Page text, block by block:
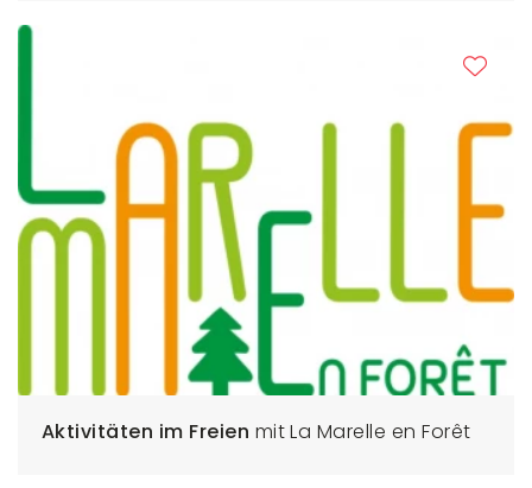
Aktivitäten im Freien mit La Marelle en Forêt